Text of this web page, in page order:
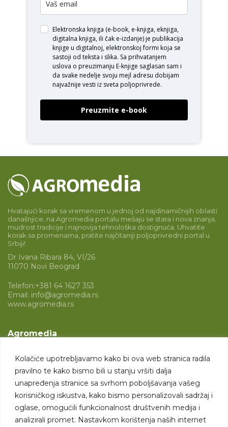
Kolačiće upotrebljavamo kako bi ova web stranica radila
pravilno te kako bismo bili u stanju vršiti dalja
unapređenja stranice sa svrhom poboljšavanja vašeg
korisničkog iskustva, kako bismo personalizovali sadržaj i
oglase, omogućili funkcionalnost društvenih medija i
analizirali promet. Nastavkom korištenja naših internet
Elektronska knjiga (e-book, e-knjiga, eknjiga,
digitalna knjiga, ili čak e-izdanje) je publikacija
knjige u digitalnoj, elektronskoj formi koja se
sastoji od teksta i slika. Sa prihvatanjem
uslova o preuzimanju E-knjige saglasan sam i
da svake nedelje svoju mejl adresu dobijam
najvažnije vesti iz sveta poljoprivrede.
Preuzmite e-book
Hvatajući korak sa vremenom u jednoj od najdinamičnijih oblasti
današnjice, na Agromedia portalu mešaju se stara i nova znanja,
mudrost tradicije i najnovija tehnološka dostignuća. Uhvatite
korak sa promenama, pratite najčitaniji poljoprivredni portal u
Srbiji!
Dr Ivana Ribara 84, VI/26
11070 Novi Beograd
Telefon:+381 64 1627 353
Email: info@agromedia.rs
www.agromedia.rs
Agromedia
Svet poljoprivrede
Marketing usluge
Tražimo saradnike